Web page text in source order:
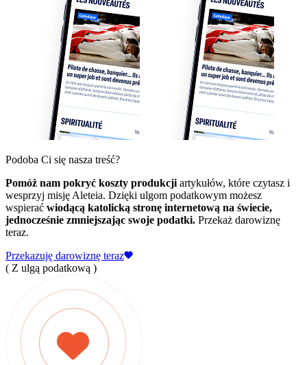
Podoba Ci się nasza treść?
Pomóż nam pokryć koszty produkcji artykułów, które czytasz i
wesprzyj misję Aleteia. Dzięki ulgom podatkowym możesz
wspierać wiodącą katolicką stronę internetową na świecie,
jednocześnie zmniejszając swoje podatki. Przekaż darowiznę
teraz.
Przekazuję darowiznę teraz
( Z ulgą podatkową )